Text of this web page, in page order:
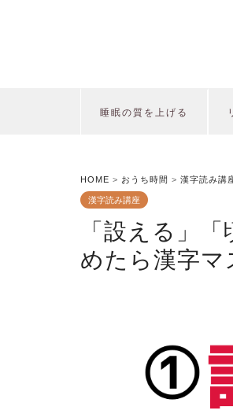
睡眠の質を上げる
HOME > おうち時間 > 漢字読み講
漢字読み講座
「設える」
めたら漢字マ